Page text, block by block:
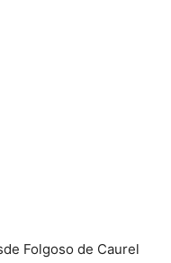
Folgoso de Caurel